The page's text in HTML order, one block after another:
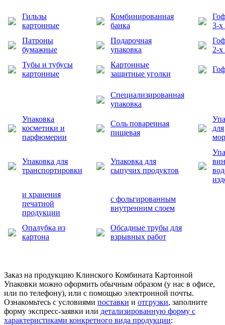
Гильзы
картонные
Комбинированная
банка
3-
Патроны
бумажные
Подарочная
упаковка
2-
Тубы и тубусы
картонные
Картонные
защитные уголки
Специализированная
упаковка
Упаковка
косметики и
парфюмерии
Соль поваренная
пищевая
для
Упаковка для
транспортировки
Упаковка для
сыпучих продуктов
и хранения
печатной
продукции
с фольгированным
внутренним слоем
Опалубка из
картона
Обсадные трубы для
взрывных работ
Заказ на продукцию Клинского Комбината Картонной
Упаковки можно оформить обычным образом (у нас в офисе,
или по телефону), или с помощью электронной почты.
Ознакомьтесь с условиями поставки и отгрузки, заполните
форму экспресс-заявки или детализированную форму с
характеристиками конкретного вида продукции: